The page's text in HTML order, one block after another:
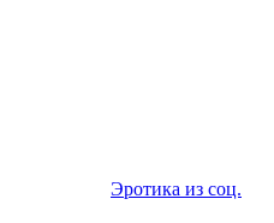
Эротика из соц.